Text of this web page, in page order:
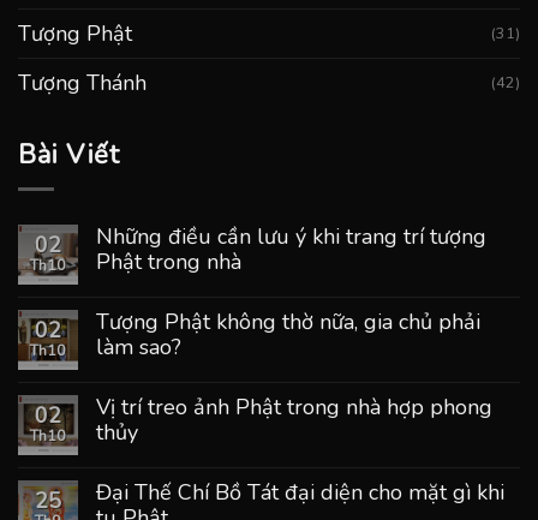
Tượng Phật (31)
Tượng Thánh (42)
Bài Viết
02
Th10
Những điều cần lưu ý khi trang trí tượng
Phật trong nhà
02
Th10
Tượng Phật không thờ nữa, gia chủ phải
làm sao?
02
Th10
Vị trí treo ảnh Phật trong nhà hợp phong
thủy
25
Đại Thế Chí Bồ Tát đại diện cho mặt gì khi